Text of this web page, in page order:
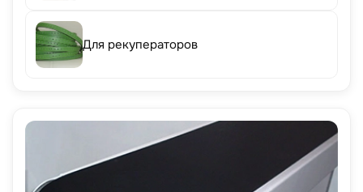
Для рекуператоров